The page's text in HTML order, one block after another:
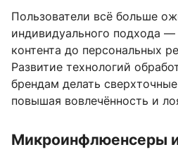
Пользователи всё больше
индивидуального подхода —
контента до персональных
Развитие технологий
брендам делать
повышая вовлечённость и
Микроинфлюенсеры и